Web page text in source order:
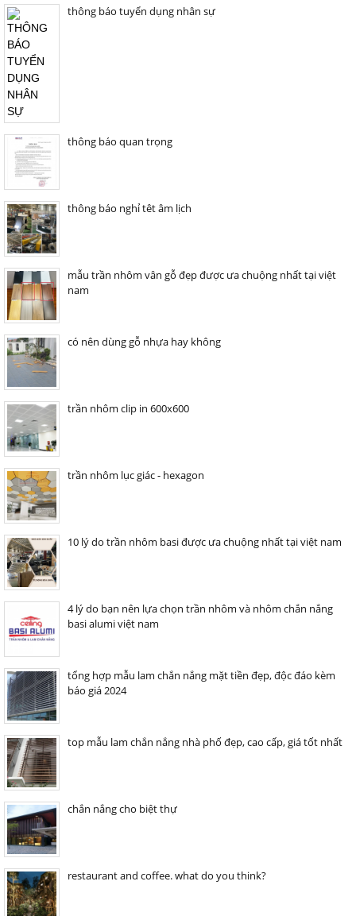
thông báo tuyển dụng nhân sự
thông báo quan trọng
thông báo nghỉ têt âm lịch
mẫu trần nhôm vân gỗ đẹp được ưa chuộng nhất tại việt
nam
có nên dùng gỗ nhựa hay không
trần nhôm clip in 600x600
trần nhôm lục giác - hexagon
10 lý do trần nhôm basi được ưa chuộng nhất tại việt nam
4 lý do bạn nên lựa chọn trần nhôm và nhôm chắn nắng
basi alumi việt nam
tổng hợp mẫu lam chắn nắng mặt tiền đẹp, độc đáo kèm
báo giá 2024
top mẫu lam chắn nắng nhà phố đẹp, cao cấp, giá tốt nhất
chắn nắng cho biệt thự
restaurant and coffee. what do you think?